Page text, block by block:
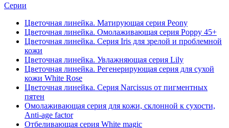
Серии
Цветочная линейка. Матирующая серия Peony
Цветочная линейка. Омолаживающая серия Poppy 45+
Цветочная линейка. Серия Iris для зрелой и проблемной
кожи
Цветочная линейка. Увлажняющая серия Lily
Цветочная линейка. Регенерирующая серия для сухой
кожи White Rose
Цветочная линейка. Серия Narcissus от пигментных
пятен
Омолаживающая серия для кожи, склонной к сухости,
Anti-age factor
Отбеливающая серия White magic